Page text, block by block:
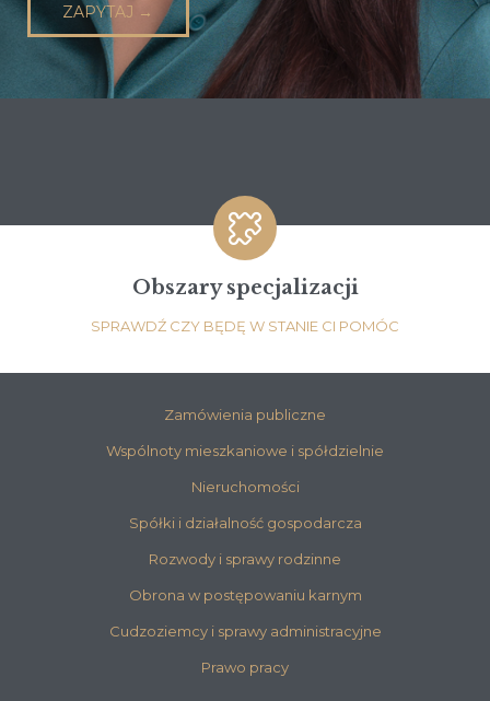
ZAPYTAJ →

Obszary specjalizacji
SPRAWDŹ CZY BĘDĘ W STANIE CI POMÓC
Zamówienia publiczne
Wspólnoty mieszkaniowe i spółdzielnie
Nieruchomości
Spółki i działalność gospodarcza
Rozwody i sprawy rodzinne
Obrona w postępowaniu karnym
Cudzoziemcy i sprawy administracyjne
Prawo pracy